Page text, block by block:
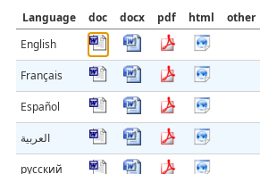
Language doc docx pdf html
other
English
Français
Español
العربية
русский